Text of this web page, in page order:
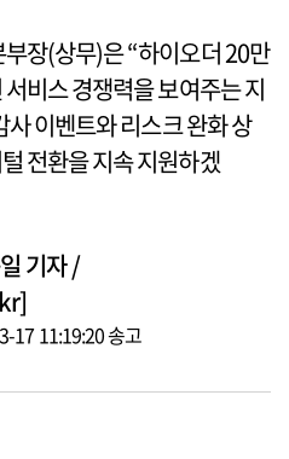
장(상무)은 “하이오더 20만
비스 경쟁력을 보여주는 지
이벤트와 리스크 완화 상
전환을 지속 지원하겠
기자 /
17 11:19:20 송고